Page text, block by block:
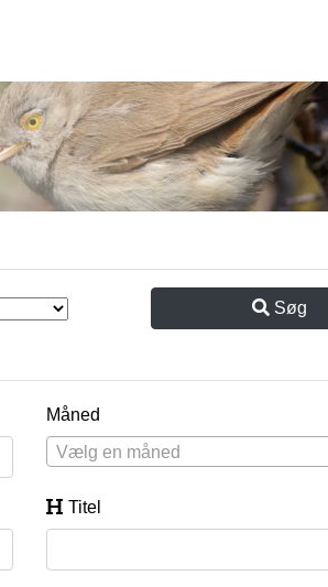
Søg
Måned
Vælg en måned
Titel